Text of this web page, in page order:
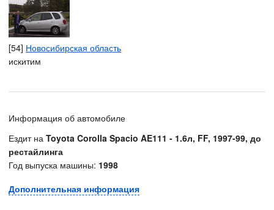
[54] Новосибирская область
искитим
Информация об автомобиле
Ездит на Toyota Corolla Spacio AE111 - 1.6л, FF, 1997-99, до
рестайлинга
Год выпуска машины: 1998
Дополнительная информация